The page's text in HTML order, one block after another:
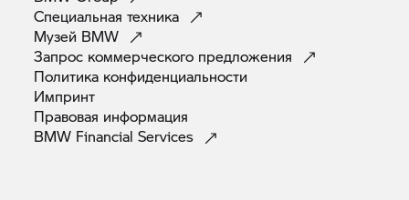
Специальнаятехника
Музей BMW
Запрос коммерческого предложения
Политика конфиденциальности
Импринт
Правовая информация
BMW FinancialServices